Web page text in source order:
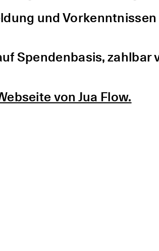
und
Spendenbasis, zahlbar
von Jua Flow.